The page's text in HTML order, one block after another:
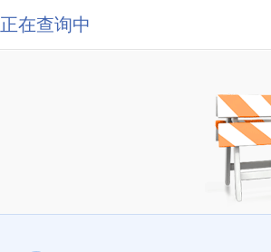
正在查询中